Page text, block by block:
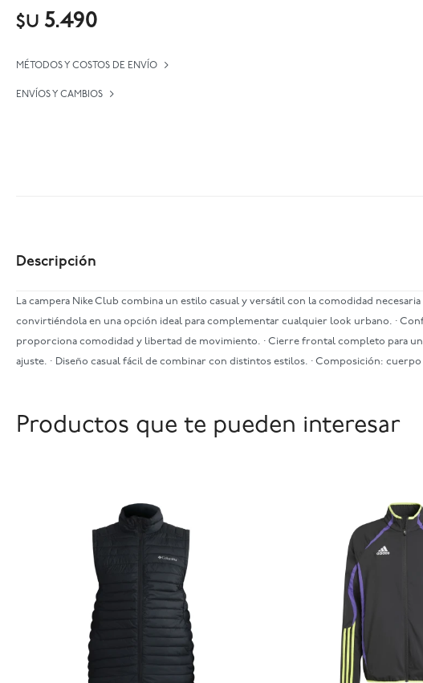
$U 5.490
MÉTODOS Y COSTOS DE ENVÍO
ENVÍOS Y CAMBIOS
Descripción
La campera Nike Club combina un estilo casual y versátil con la comodidad
convirtiéndola en una opción ideal para complementar cualquier look urbano. ·
proporciona comodidad y libertad de movimiento. · Cierre frontal completo para
ajuste. · Diseño casual fácil de combinar con distintos estilos. · Composición:
Productos que te pueden interesar